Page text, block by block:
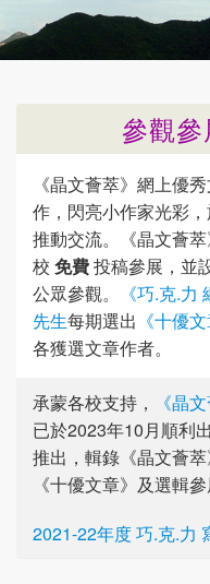
參觀
《晶文薈萃》網上優
作，閃亮小作家光彩
推動交流。《晶文薈
校 免費投稿參展，並
公眾參觀。
《巧.克.
先生每期選出 《十優文
各獲選文章作者。
承蒙各校支持，
《晶
已於2023年10月順利
推出，輯錄《晶文薈
《十優文章》及選輯參
2021-22年度 巧.克.力